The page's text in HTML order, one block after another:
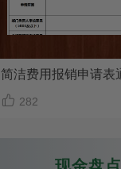
简洁费用报销申请表
 282